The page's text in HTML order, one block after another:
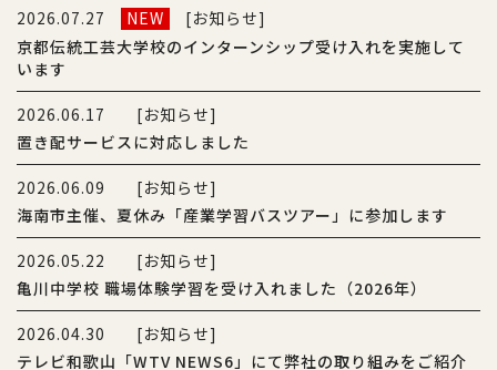
2026.07.27 NEW
[お知らせ]
京都伝統工芸大学校のインターンシップ受け入れを実施して
います
2026.06.17
[お知らせ]
置き配サービスに対応しました
2026.06.09
[お知らせ]
海南市主催、夏休み「産業学習バスツアー」に参加します
2026.05.22
[お知らせ]
亀川中学校 職場体験学習を受け入れました（2026年）
2026.04.30
[お知らせ]
テレビ和歌山「WTV NEWS6」にて弊社の取り組みをご紹介